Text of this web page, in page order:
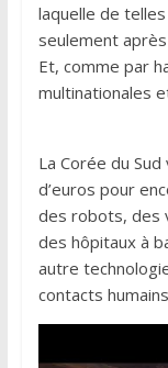
laquelle de
seulement après
Et, comme par
multinationales
La Corée du
d’euros pour
des robots, des
des hôpitaux à
autre
contacts